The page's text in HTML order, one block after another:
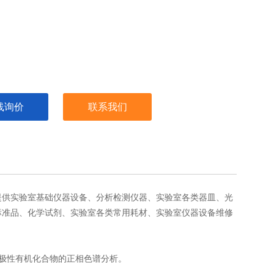
询价 联系我们
实验室基础仪器设备、 分析检测 仪器、实验室各类器皿 、 光
品、化学试剂 、 实验室各类常用耗材、实验室仪器设备维修
有机化合物的正相色谱分析。